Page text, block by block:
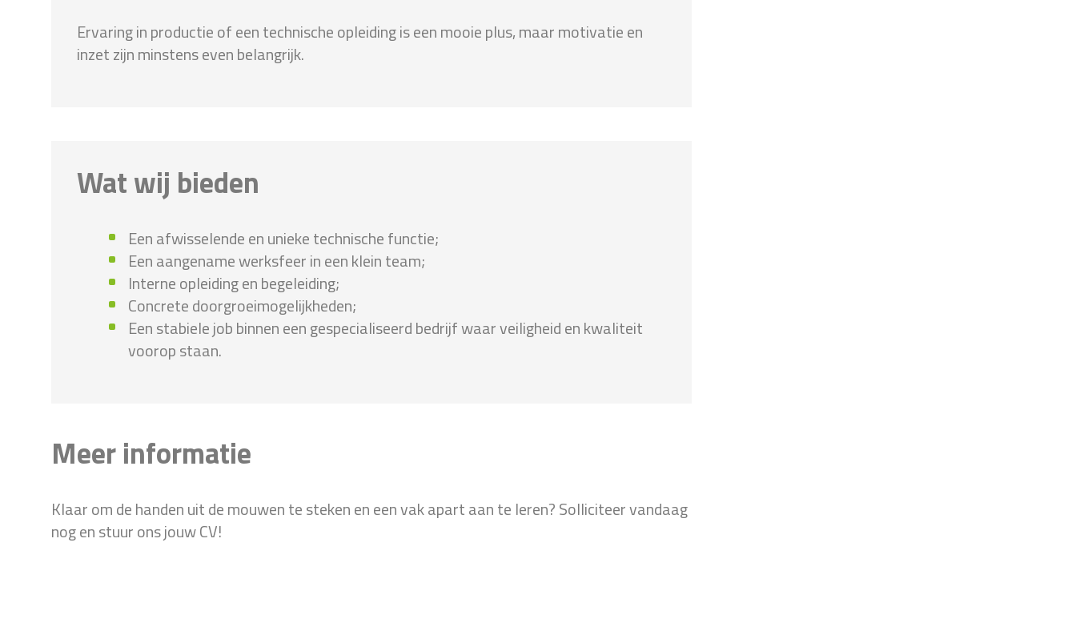
Ervaring in productie of een technische opleiding is een mooie plus, maar motivatie en
inzet zijn minstens even belangrijk.
Wat wij bieden
Een afwisselende en unieke technische functie;
Een aangename werksfeer in een klein team;
Interne opleiding en begeleiding;
Concrete doorgroeimogelijkheden;
Een stabiele job binnen een gespecialiseerd bedrijf waar veiligheid en kwaliteit
voorop staan.
Meer informatie
Klaar om de handen uit de mouwen te steken en een vak apart aan te leren? Solliciteer vandaag
nog en stuur ons jouw CV!